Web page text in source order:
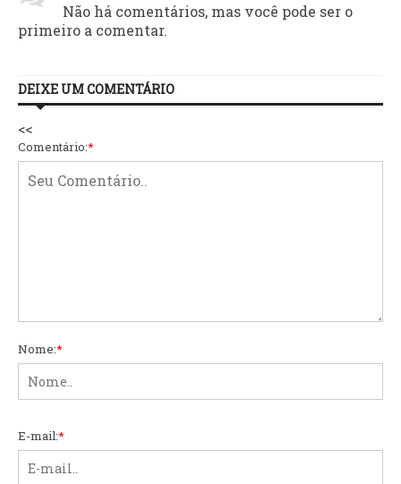
Não há comentários, mas você pode ser o
primeiro a comentar.
DEIXE UM COMENTÁRIO
<<
Comentário:*
Nome:*
E-mail:*